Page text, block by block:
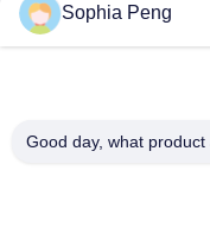
Ηλεκτρική μπαταρία
μοτοσικλετών
αποθήκευσης
Sophia Peng
Good day, what